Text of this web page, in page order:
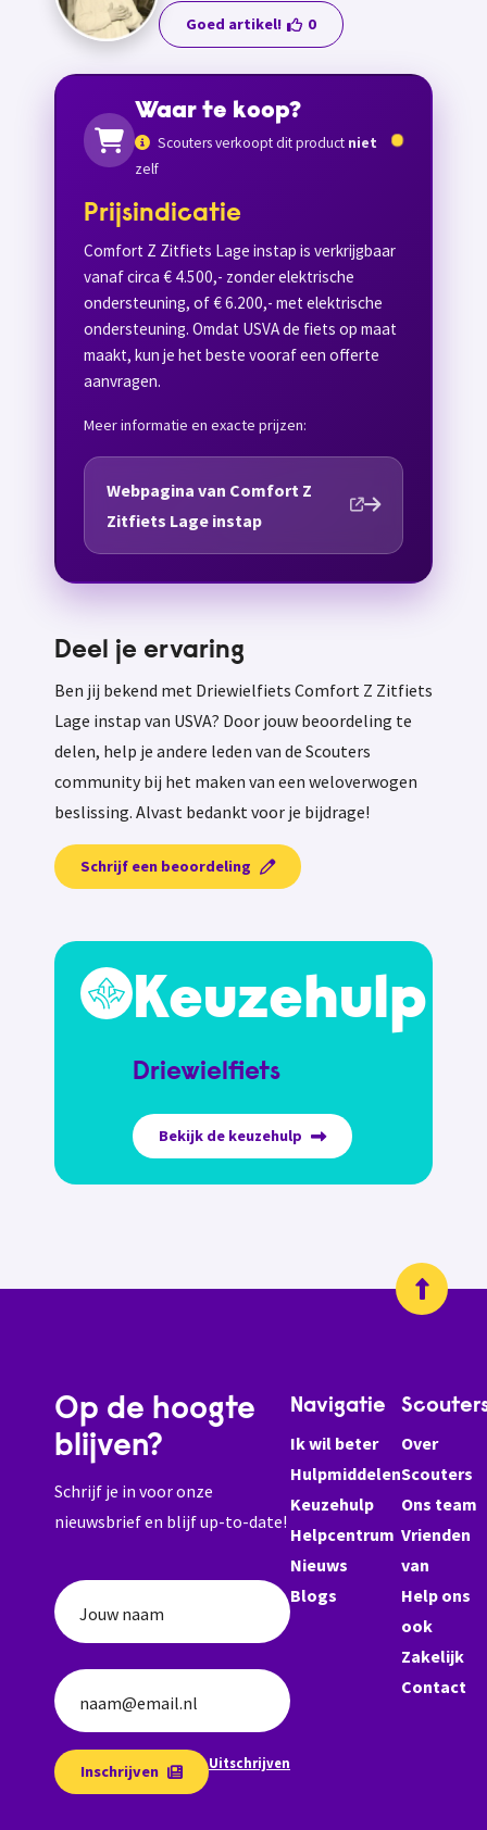
Goed artikel! 0
Waar te koop?
Scouters verkoopt dit product niet
zelf
Prijsindicatie
Comfort Z Zitfiets Lage instap is verkrijgbaar
vanaf circa € 4.500,- zonder elektrische
ondersteuning, of € 6.200,- met elektrische
ondersteuning. Omdat USVA de fiets op maat
maakt, kun je het beste vooraf een offerte
aanvragen.
Meer informatie en exacte prijzen:
Webpagina van Comfort Z
Zitfiets Lage instap
Deel je ervaring
Ben jij bekend met Driewielfiets Comfort Z Zitfiets
Lage instap van USVA? Door jouw beoordeling te
delen, help je andere leden van de Scouters
community bij het maken van een weloverwogen
beslissing. Alvast bedankt voor je bijdrage!
Schrijf een beoordeling
Keuzehulp
Driewielfiets
Bekijk de keuzehulp
Op de hoogte
blijven?
Schrijf je in voor onze
nieuwsbrief en blijf up-to-date!
Jouw naam
naam@email.nl
Inschrijven Uitschrijven
Navigatie
Ik wil beter
Hulpmiddelen
Keuzehulp
Helpcentrum
Nieuws
Blogs
Over
Scouters
Ons team
Vrienden
van
Help ons
ook
Zakelijk
Contact